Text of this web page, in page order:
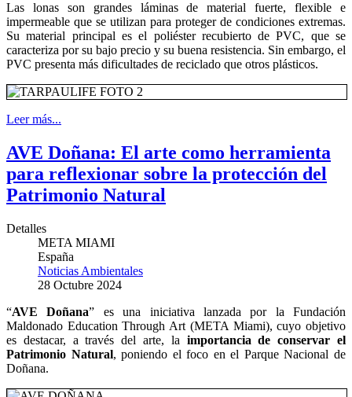
Las lonas son grandes láminas de material fuerte, flexible e
impermeable que se utilizan para proteger de condiciones extremas.
Su material principal es el poliéster recubierto de PVC, que se
caracteriza por su bajo precio y su buena resistencia. Sin embargo, el
PVC presenta más dificultades de reciclado que otros plásticos.
Leer más...
AVE Doñana: El arte como herramienta
para reflexionar sobre la protección del
Patrimonio Natural
Detalles
META MIAMI
España
Noticias Ambientales
28 Octubre 2024
“AVE Doñana” es una iniciativa lanzada por la Fundación
Maldonado Education Through Art (META Miami), cuyo objetivo
es destacar, a través del arte, la importancia de conservar el
Patrimonio Natural, poniendo el foco en el Parque Nacional de
Doñana.